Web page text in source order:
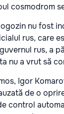
cosmodrom
nu fost
rus, care
rus, a
nu a vrut să
Igor
de o
control